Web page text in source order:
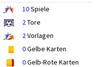
10Spiele
2Tore
2Vorlagen
0Gelbe Karten
0Gelb-Rote Karten